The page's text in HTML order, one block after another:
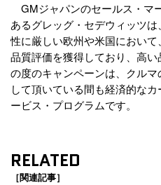
GMジャパンのセールス・マ
あるグレッグ・セデウィッツ
性に厳しい欧州や米国において
品質評価を獲得しており、高
の度のキャンペーンは、クル
して頂いている間も経済的な
ービス・プログラムです。
RELATED
［関連記事］